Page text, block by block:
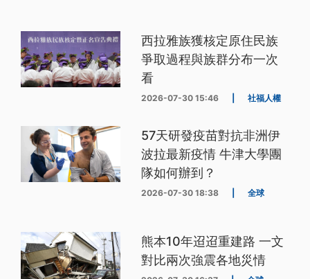
西拉雅族獲核定原住民族
爭取過程與族群分布一次
看
2026-07-30 15:46 社福人權
57天研發疫苗對抗非洲伊
波拉最新疫情 牛津大學團
隊如何辦到？
2026-07-30 18:38 全球
熊本10年迢迢重建路 一文
對比兩次強震各地災情